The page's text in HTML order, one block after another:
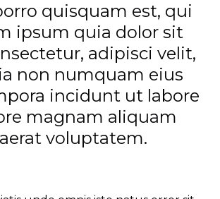
quisquam est, qui
ipsum quia dolor sit
adipisci velit,
non numquam eius
incidunt ut labore
magnam aliquam
voluptatem.